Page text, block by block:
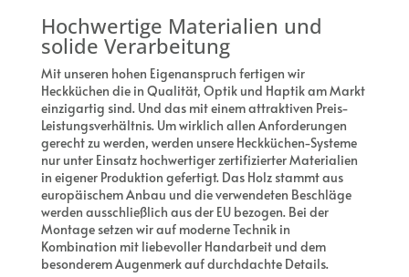
Hochwertige Materialien und
solide Verarbeitung
Mit unseren hohen Eigenanspruch fertigen wir
Heckküchen die in Qualität, Optik und Haptik am Markt
einzigartig sind. Und das mit einem attraktiven Preis-
Leistungsverhältnis. Um wirklich allen Anforderungen
gerecht zu werden, werden unsere Heckküchen-Systeme
nur unter Einsatz hochwertiger zertifizierter Materialien
in eigener Produktion gefertigt. Das Holz stammt aus
europäischem Anbau und die verwendeten Beschläge
werden ausschließlich aus der EU bezogen. Bei der
Montage setzen wir auf moderne Technik in
Kombination mit liebevoller Handarbeit und dem
besonderem Augenmerk auf durchdachte Details.